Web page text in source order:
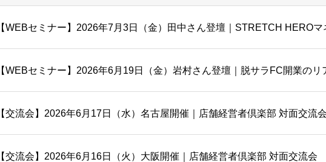
【WEBセミナー】2026年7月3日（金）田中さん登壇｜STRETCH HERO
【WEBセミナー】2026年6月19日（金）岩村さん登壇｜脱サラFC開業のリ
【交流会】2026年6月17日（水）名古屋開催｜店舗経営者倶楽部 対面交流
【交流会】2026年6月16日（火）大阪開催｜店舗経営者倶楽部 対面交流会